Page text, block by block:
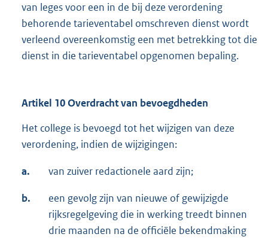
van leges voor een in de bij deze verordening
behorende tarieventabel omschreven dienst wordt
verleend overeenkomstig een met betrekking tot die
dienst in die tarieventabel opgenomen bepaling.
Artikel 10 Overdracht van bevoegdheden
Het college is bevoegd tot het wijzigen van deze
verordening, indien de wijzigingen:
a. van zuiver redactionele aard zijn;
b.
een gevolg zijn van nieuwe of gewijzigde
rijksregelgeving die in werking treedt binnen
drie maanden na de officiële bekendmaking